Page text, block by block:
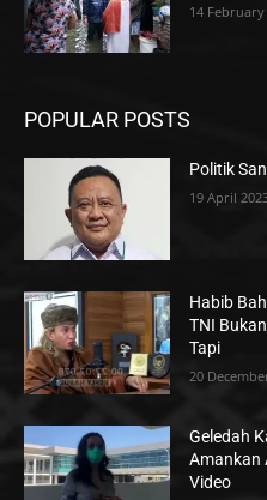
14 February
POPULAR POSTS
Politik
19 April
Habib
TNI
Tapi
20
Geledah
Amankan
Video